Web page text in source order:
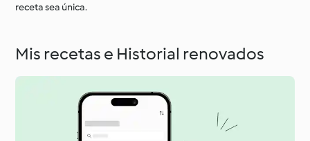
receta sea única.
Mis recetas e Historial renovados